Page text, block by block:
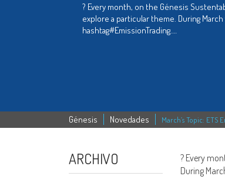
? Every month, on the Génesis
explore a particular theme. During
hashtag#EmissionTrading.…
Génesis Novedades March’s Topic: ETS
ARCHIVO ? Every
During